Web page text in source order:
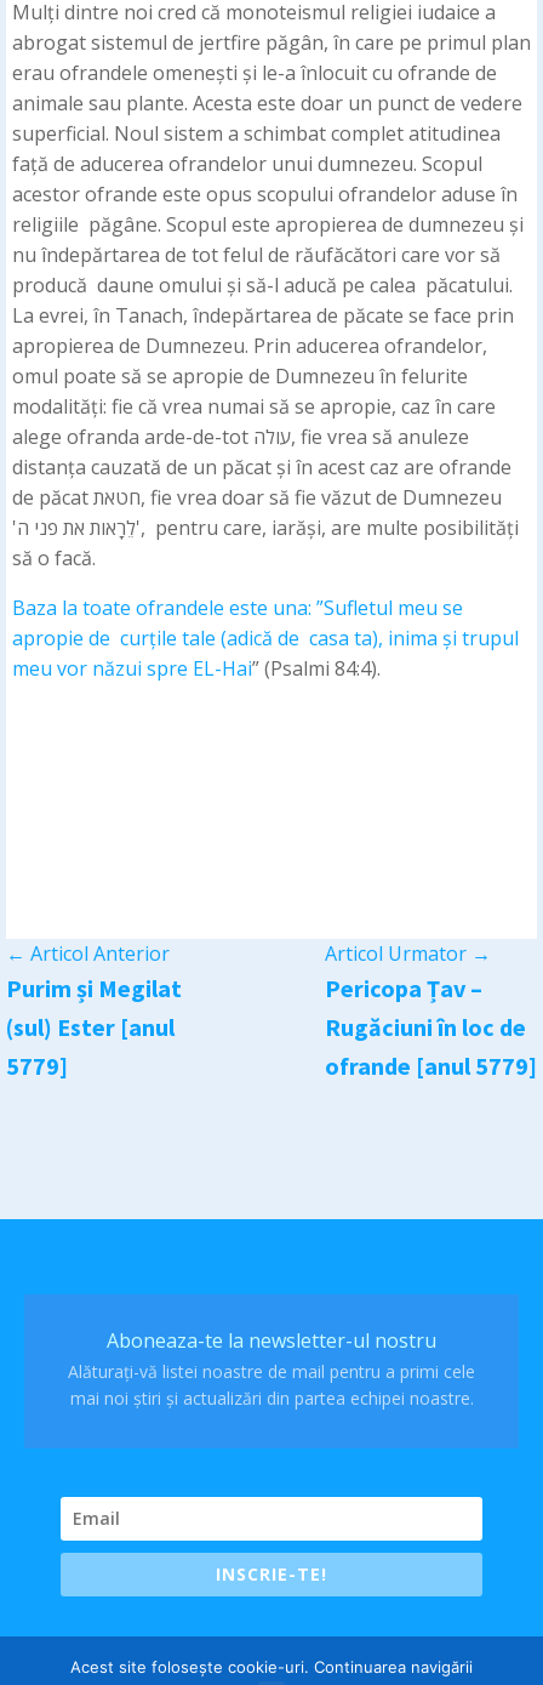
Mulți dintre noi cred că monoteismul religiei iudaice a
abrogat sistemul de jertfire păgân, în care pe primul plan
erau ofrandele omenești și le-a înlocuit cu ofrande de
animale sau plante. Acesta este doar un punct de vedere
superficial. Noul sistem a schimbat complet atitudinea
față de aducerea ofrandelor unui dumnezeu. Scopul
acestor ofrande este opus scopului ofrandelor aduse în
religiile păgâne. Scopul este apropierea de dumnezeu și
nu îndepărtarea de tot felul de răufăcători care vor să
producă daune omului și să-l aducă pe calea păcatului.
La evrei, în Tanach, îndepărtarea de păcate se face prin
apropierea de Dumnezeu. Prin aducerea ofrandelor,
omul poate să se apropie de Dumnezeu în felurite
modalități: fie că vrea numai să se apropie, caz în care
alege ofranda arde-de-tot עולה, fie vrea să anuleze
distanța cauzată de un păcat și în acest caz are ofrande
de păcat חטאת, fie vrea doar să fie văzut de Dumnezeu
'לֵרָאות את פני ה', pentru care, iarăși, are multe posibilități
să o facă.
Baza la toate ofrandele este una: ”Sufletul meu se
apropie de curțile tale (adică de casa ta), inima și trupul
meu vor năzui spre EL-Hai” (Psalmi 84:4).
← Articol Anterior
Purim și Megilat
(sul) Ester [anul
5779]
Articol Urmator →
Pericopa Țav –
Rugăciuni în loc de
ofrande [anul 5779]
Aboneaza-te la newsletter-ul nostru
Alăturați-vă listei noastre de mail pentru a primi cele
mai noi știri și actualizări din partea echipei noastre.
INSCRIE-TE!
Acest site folosește cookie-uri. Continuarea navigării